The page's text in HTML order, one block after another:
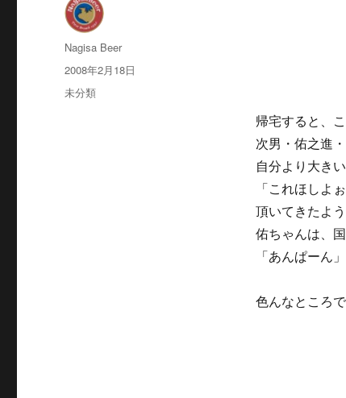
帰宅すると、
次男・佑之進・
自分より大き
「これほしよ
頂いてきたよ
佑ちゃんは、
「あんぱーん
オモシ
色んなところ
投
稿
Nagisa Beer
投
稿
日:
2008年2月18日
カ
未分類